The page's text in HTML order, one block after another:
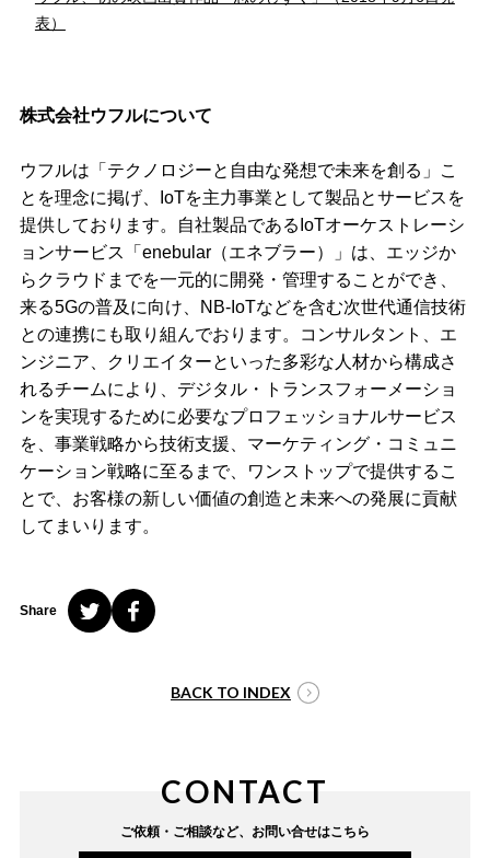
表）
株式会社ウフルについて
ウフルは「テクノロジーと自由な発想で未来を創る」こ
とを理念に掲げ、IoTを主力事業として製品とサービスを
提供しております。自社製品であるIoTオーケストレーシ
ョンサービス「enebular（エネブラー）」は、エッジか
らクラウドまでを一元的に開発・管理することができ、
来る5Gの普及に向け、NB-IoTなどを含む次世代通信技術
との連携にも取り組んでおります。コンサルタント、エ
ンジニア、クリエイターといった多彩な人材から構成さ
れるチームにより、デジタル・トランスフォーメーショ
ンを実現するために必要なプロフェッショナルサービス
を、事業戦略から技術支援、マーケティング・コミュニ
ケーション戦略に至るまで、ワンストップで提供するこ
とで、お客様の新しい価値の創造と未来への発展に貢献
してまいります。
Share
BACK TO INDEX
CONTACT
ご依頼・ご相談など、 お問い合せはこちら